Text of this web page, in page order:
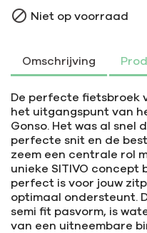
 Niet op voorraad
Omschrijving
De perfecte fietsbroek
het uitgangspunt van
Gonso. Het was al snel
perfecte snit en de
zeem een centrale rol
unieke SITIVO concept
perfect is voor jouw
optimaal ondersteunt.
semi fit pasvorm, is
van een uitneembare